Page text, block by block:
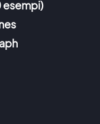
esempi)